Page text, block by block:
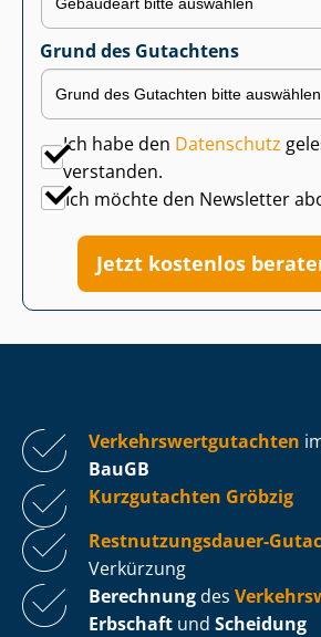
Grund des Gutachtens
Ich habe den Datenschutz
verstanden.
Ich möchte den Newsletter
Jetzt kostenlos
Ver­kehrs­wert­gut­ach­ten
BauGB
Kurzgutachten Gröbzig
Rest­nut­zungs­dau­er-
Verkürzung
Berechnung des
Erbschaft und Scheidung